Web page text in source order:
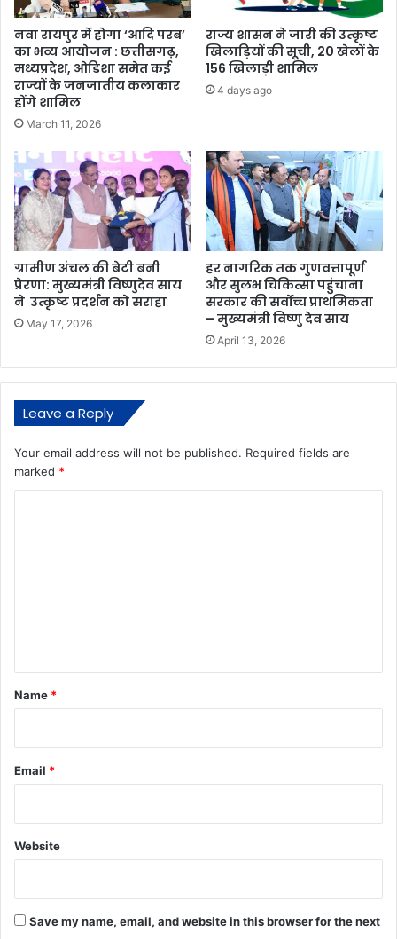
नवा रायपुर में होगा ‘आदि परब’
का भव्य आयोजन : छत्तीसगढ़,
मध्यप्रदेश, ओडिशा समेत कई
राज्यों के जनजातीय कलाकार
होंगे शामिल
March 11, 2026
राज्य शासन ने जारी की उत्कृष्ट
खिलाड़ियों की सूची, 20 खेलों के
156 खिलाड़ी शामिल
4 days ago
ग्रामीण अंचल की बेटी बनी
प्रेरणा: मुख्यमंत्री विष्णुदेव साय
ने उत्कृष्ट प्रदर्शन को सराहा
May 17, 2026
हर नागरिक तक गुणवत्तापूर्ण
और सुलभ चिकित्सा पहुंचाना
सरकार की सर्वोच्च प्राथमिकता
– मुख्यमंत्री विष्णु देव साय
April 13, 2026
Leave a Reply
Your email address will not be published. Required fields are
marked *
*
Name *
Email *
Website
Save my name, email, and website in this browser for the next